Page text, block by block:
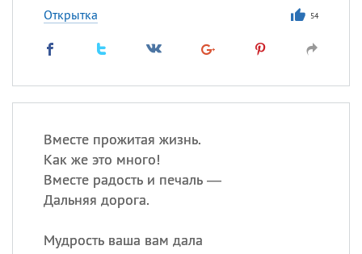
Открытка 54
Вместе прожитая жизнь.
Как же это много!
Вместе радость и печаль —
Дальняя дорога.
Мудрость ваша вам дала